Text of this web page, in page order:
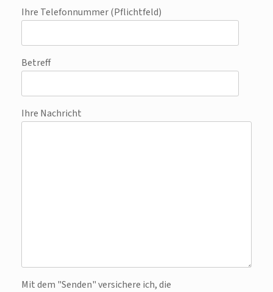
Ihre Telefonnummer (Pflichtfeld)
Betreff
Ihre Nachricht
Bitte lasse dieses Feld leer.
Mit dem "Senden" versichere ich, die